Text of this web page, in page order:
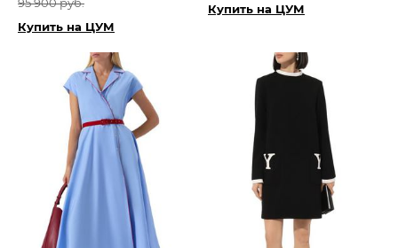
Купить на ЦУМ
Купить на ЦУМ